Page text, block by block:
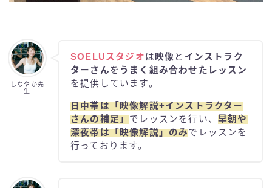
しなやか先
生
SOELUスタジオは 映像 と インストラク
ターさんを うまく組み合わせたレッスン
を提供しています。
日中帯は「映像解説+インストラクター
さんの補足」 でレッスンを行い、早朝や
深夜帯は「映像解説」のみでレッスンを
行っております。